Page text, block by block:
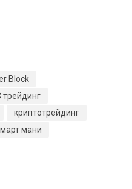
Block
трейдинг
криптотрейдинг
мани